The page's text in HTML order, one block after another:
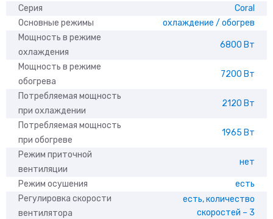
Серия
Coral
Основные режимы
охлаждение / обогрев
Мощность в режиме
охлаждения
6800 Вт
Мощность в режиме
обогрева
7200 Вт
Потребляемая мощность
при охлаждении
2120 Вт
Потребляемая мощность
при обогреве
1965 Вт
Режим приточной
вентиляции
нет
Режим осушения
есть
Регулировка скорости
вентилятора
есть, количество
скоростей – 3